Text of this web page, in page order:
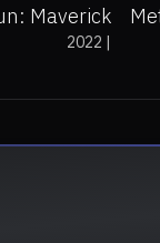
Maverick
|
2022